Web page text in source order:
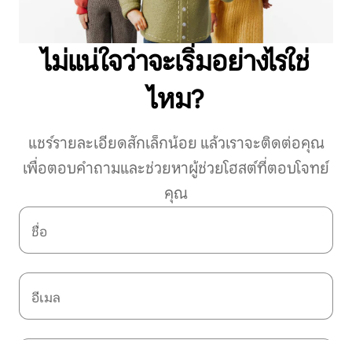
ไม่แน่ใจว่าจะเริ่มอย่างไรใช่
ไหม?
แชร์รายละเอียดสักเล็กน้อย แล้วเราจะติดต่อคุณ
เพื่อตอบคำถามและช่วยหาผู้ช่วยโฮสต์ที่ตอบโจทย์
คุณ
ชื่อ
อีเมล